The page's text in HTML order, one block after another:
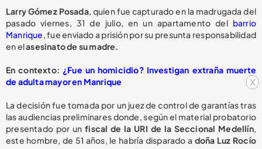
x
Larry Gómez Posada, quien fue capturado en la madrugada del
pasado viernes, 31 de julio, en un apartamento del barrio
Manrique, fue enviado a prisión por su presunta responsabilidad
en elasesinato de su madre.
En contexto: ¿Fue un homicidio? Investigan extraña muerte
de adulta mayor en Manrique
La decisión fue tomada por un juez de control de garantías tras
las audiencias preliminares donde, según el material probatorio
presentado por unfiscal de la URI de la Seccional Medellín,
este hombre, de 51 años, le habría disparado a doña Luz Rocío